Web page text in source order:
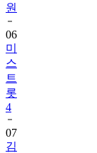
원
06
미
스
트
롯
4
07
김